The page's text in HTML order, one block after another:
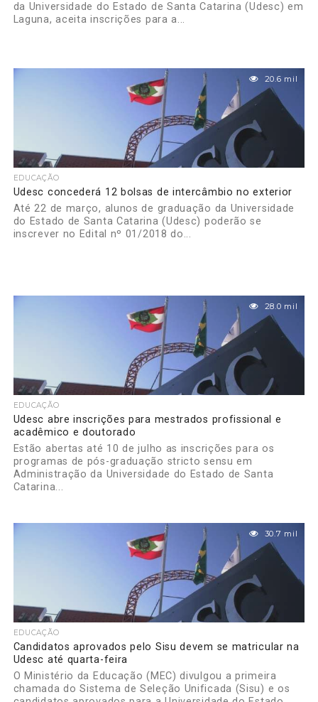
da Universidade do Estado de Santa Catarina (Udesc) em
Laguna, aceita inscrições para a...
20.6 mil
EDUCAÇÃO
Udesc concederá 12 bolsas de intercâmbio no exterior
Até 22 de março, alunos de graduação da Universidade
do Estado de Santa Catarina (Udesc) poderão se
inscrever no Edital nº 01/2018 do...
28.0 mil
EDUCAÇÃO
Udesc abre inscrições para mestrados profissional e
acadêmico e doutorado
Estão abertas até 10 de julho as inscrições para os
programas de pós-graduação stricto sensu em
Administração da Universidade do Estado de Santa
Catarina...
30.7 mil
EDUCAÇÃO
Candidatos aprovados pelo Sisu devem se matricular na
Udesc até quarta-feira
O Ministério da Educação (MEC) divulgou a primeira
chamada do Sistema de Seleção Unificada (Sisu) e os